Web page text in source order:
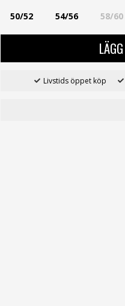
50/52
54/56 58/60
Livstids öppet köp